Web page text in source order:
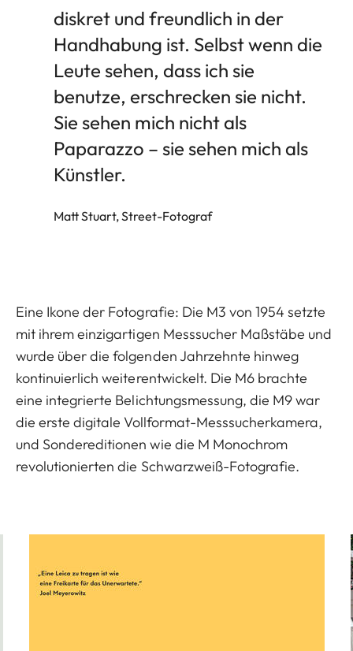
diskret und freundlich in der
Handhabung ist. Selbst wenn die
Leute sehen, dass ich sie
benutze, erschrecken sie nicht.
Sie sehen mich nicht als
Paparazzo – sie sehen mich als
Künstler.
Matt Stuart, Street-Fotograf
Eine Ikone der Fotografie: Die M3 von 1954 setzte
mit ihrem einzigartigen Messsucher Maßstäbe und
wurde über die folgenden Jahrzehnte hinweg
kontinuierlich weiterentwickelt. Die M6 brachte
eine integrierte Belichtungsmessung, die M9 war
die erste digitale Vollformat-Messsucherkamera,
und Sondereditionen wie die M Monochrom
revolutionierten die Schwarzweiß-Fotografie.